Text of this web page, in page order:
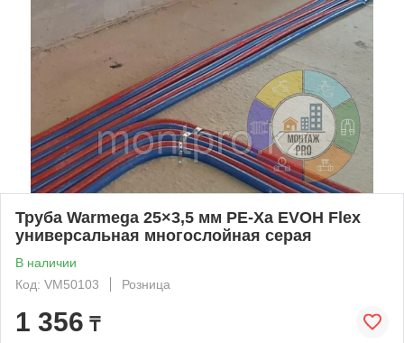
Труба Warmega 25×3,5 мм PE-Xa EVOH Flex
универсальная многослойная серая
В наличии
Код: VM50103
Розница
1 356 ₸